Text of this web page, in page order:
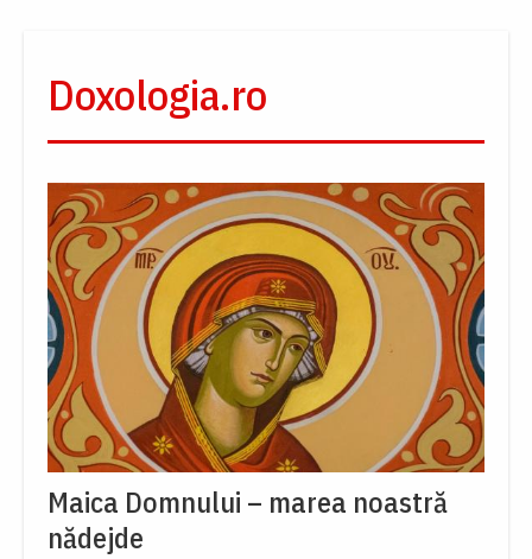
Doxologia.ro
Maica Domnului – marea noastră
nădejde